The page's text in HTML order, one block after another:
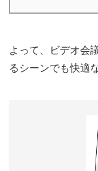
よって、ビデオ会
るシーンでも快適